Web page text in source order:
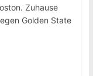
Zuhause
Golden State